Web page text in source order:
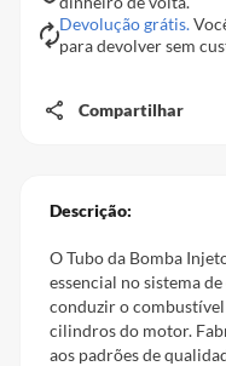
Devolução grátis.
para devolver sem
Compartilhar
Descrição:
O Tubo da Bomba
essencial no sistema
conduzir o
cilindros do motor.
aos padrões de